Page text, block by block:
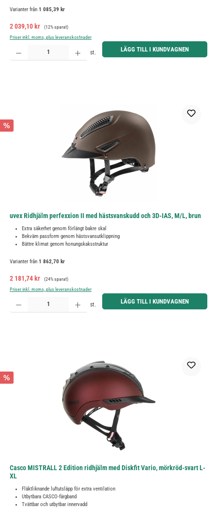
Varianter från 1 085,39 kr
Försäljningspris:
2 039,10 kr Ordinarie pris:
(12% sparat)
Priser inkl. moms, plus leveranskostnader
Produktkvantitet: Ange önskat belopp eller använd knapparna för att öka eller minska kvantiteten.
st. LÄGG TILL I KUNDVAGNEN
%
uvex Ridhjälm perfexxion II med hästsvanskudd och 3D-IAS, M/L, brun
Extra säkerhet genom förlängt bakre skal
Bekväm passform genom hästsvansutklippning
Bättre klimat genom honungskaksstruktur
Varianter från 1 862,70 kr
Försäljningspris:
2 181,74 kr Ordinarie pris:
(24% sparat)
Priser inkl. moms, plus leveranskostnader
Produktkvantitet: Ange önskat belopp eller använd knapparna för att öka eller minska kvantiteten.
st. LÄGG TILL I KUNDVAGNEN
%
Casco MISTRALL 2 Edition ridhjälm med Diskfit Vario, mörkröd-svart L-
XL
Fläktliknande luftutsläpp för extra ventilation
Utbytbara CASCO-färgband
Tvättbar och utbytbar innervadd